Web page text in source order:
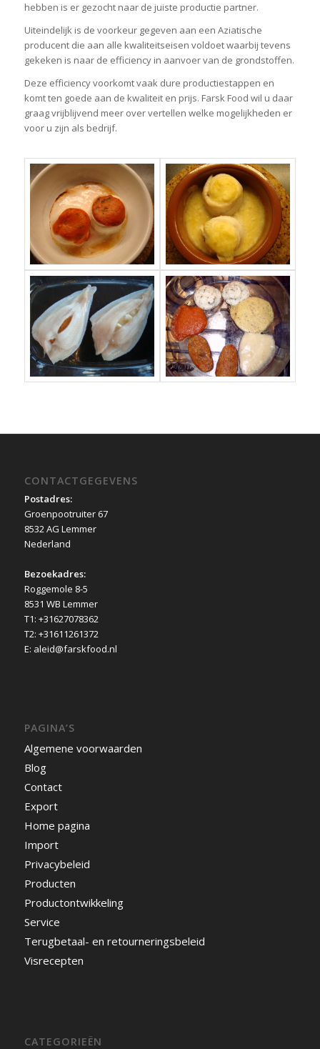
hebben is er gezocht naar de juiste productie partner.
Uiteindelijk is de voorkeur gegeven aan een Aziatische
producent die aan alle kwaliteitseisen voldoet waarbij tevens
gekeken is naar de efficiency in aanvoer van de grondstoffen.
Deze efficiency voorkomt vaak dure productiestappen en
komt ten goede aan de kwaliteit en prijs. Farsk Food wil u daar
graag vrijblijvend meer over vertellen welke mogelijkheden er
voor u zijn als bedrijf.
CONTACTGEGEVENS
Postadres:
Groenpootruiter 67
8532 AG Lemmer
Nederland
Bezoekadres:
Roggemole 8-5
8531 WB Lemmer
T1: +31627078362
T2: +31611261372
E: aleid@farskfood.nl
PAGINA’S
Algemene voorwaarden
Blog
Contact
Export
Home pagina
Import
Privacybeleid
Producten
Productontwikkeling
Service
Terugbetaal- en retourneringsbeleid
Visrecepten
CATEGORIEËN